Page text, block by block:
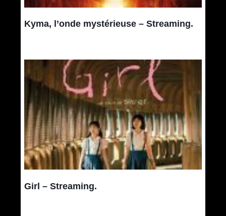
Kyma, l’onde mystérieuse – Streaming.
Girl – Streaming.